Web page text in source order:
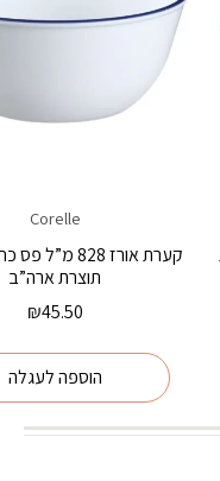
Corelle
קערת אורז 828
תוצרת ארה”ב
₪45.50
הוספה לעגלה